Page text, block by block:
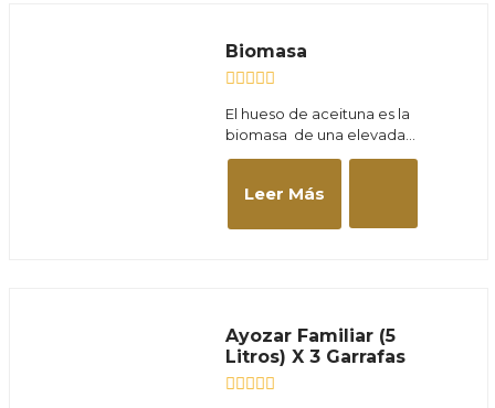
Biomasa
con
0
El hueso de aceituna es la
biomasa de una elevada...
Leer Más
Ayozar Familiar (5
Litros) X 3 Garrafas